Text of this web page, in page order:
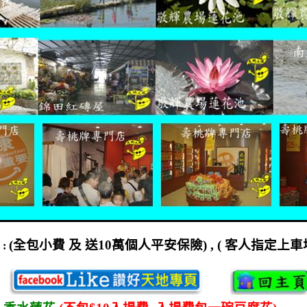
:(全包小費 及 送10萬個人平安保險) , (客人指定上車